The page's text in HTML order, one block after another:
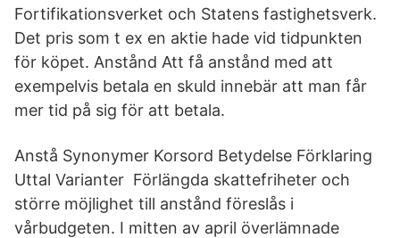
Fortifikationsverket och Statens fastighetsverk.
Det pris som t ex en aktie hade vid tidpunkten
för köpet. Anstånd Att få anstånd med att
exempelvis betala en skuld innebär att man får
mer tid på sig för att betala.
Anstå Synonymer Korsord Betydelse Förklaring
Uttal Varianter Förlängda skattefriheter och
större möjlighet till anstånd föreslås i
vårbudgeten. I mitten av april överlämnade